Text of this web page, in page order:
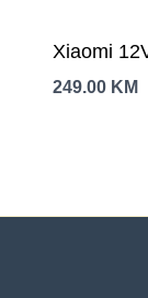
Xiaomi
249.00 KM